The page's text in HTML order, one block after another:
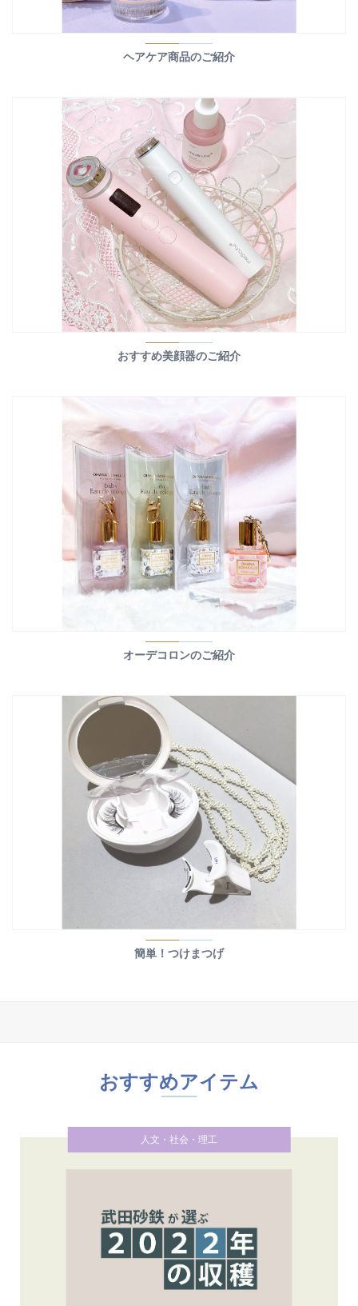
ヘアケア商品のご紹介
おすすめ美顔器のご紹介
オーデコロンのご紹介
簡単！つけまつげ
おすすめアイテム
人文・社会・理工